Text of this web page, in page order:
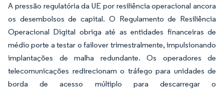
A pressão regulatória da UE por resiliência operacional ancora
os desembolsos de capital. O Regulamento de Resiliência
Operacional Digital obriga até as entidades financeiras de
médio porte a testar o failover trimestralmente, impulsionando
implantações de malha redundante. Os operadores de
telecomunicações redirecionam o tráfego para unidades de
borda de acesso múltiplo para descarregar o